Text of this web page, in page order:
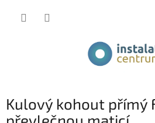
Kulový kohout přímý